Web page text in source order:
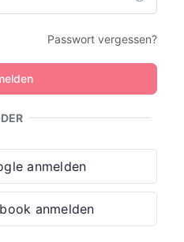
Passwort vergessen?
anmelden
anmelden